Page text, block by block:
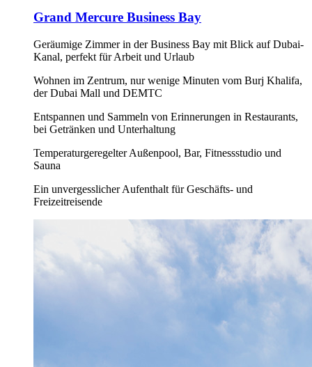
Grand Mercure Business Bay
Geräumige Zimmer in der Business Bay mit Blick auf Dubai-
Kanal, perfekt für Arbeit und Urlaub
Wohnen im Zentrum, nur wenige Minuten vom Burj Khalifa,
der Dubai Mall und DEMTC
Entspannen und Sammeln von Erinnerungen in Restaurants,
bei Getränken und Unterhaltung
Temperaturgeregelter Außenpool, Bar, Fitnessstudio und
Sauna
Ein unvergesslicher Aufenthalt für Geschäfts- und
Freizeitreisende